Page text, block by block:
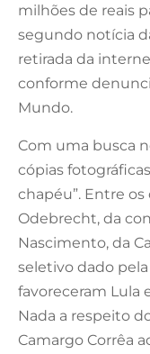
milhões de reais
segundo notícia
retirada da
conforme
Mundo.
Com uma busca
cópias
chapéu”. Entre
Odebrecht, da
Nascimento, da
seletivo dado
favoreceram Lula
Nada a respeito
Camargo Corrêa